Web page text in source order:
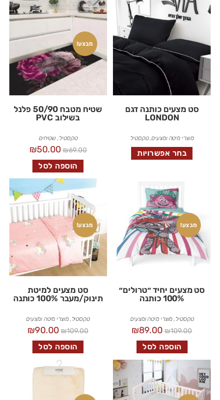
סט מצעים כותנה דגם
LONDON
מוצרי מיטה ומצעים,טקסטיל
בחר אפשרויות
מבצע!
שטיח מטבח 50/90 פלנל
בשילוב PVC
טקסטיל שטיחים
₪69.00
₪50.00
הוספה לסל
מבצע!
סט מצעים יחיד ״טרולים״
100% כותנה
טקסטיל, מוצרי מיטה ומצעים
₪109.00
₪89.00
הוספה לסל
מבצע!
סט מצעים למיטת
תינוק/מעבר 100% כותנה
טקסטיל,מוצרי מיטה ומצעים
₪109.00
₪90.00
הוספה לסל